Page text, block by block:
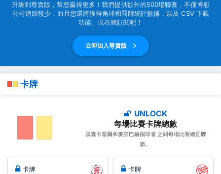
升級到尊貴版，幫您贏得更多！我們提供額外的500場聯賽，不僅博彩
公司追踪較少，而且您還將獲得角球和罰牌統計數據，以及 CSV 下載
功能。現在就訂閱吧！
立即加入尊貴版
卡牌
UNLOCK
每場比賽卡牌總數
黑森卡塞爾和奧芬巴赫踢球者 之間每場比賽總罰牌
數。
卡牌 卡牌